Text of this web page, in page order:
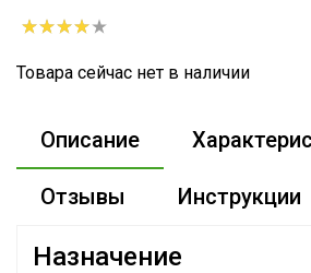
Товара сейчас нет в наличии
Описание
Отзывы Инструкции
Назначение